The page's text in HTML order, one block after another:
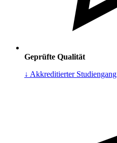
Geprüfte Qualität
↓ Akkreditierter Studiengang